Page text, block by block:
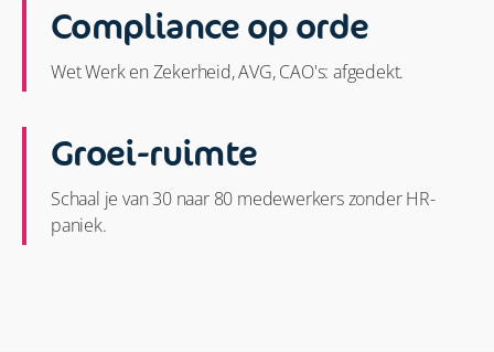
Compliance op orde
Wet Werk en Zekerheid, AVG, CAO's: afgedekt.
Groei-ruimte
Schaal je van 30 naar 80 medewerkers zonder HR-
paniek.